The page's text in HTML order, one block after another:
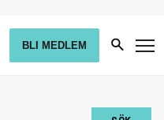
BLI MEDLEM